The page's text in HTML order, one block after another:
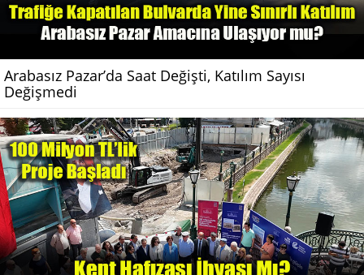
Arabasız Pazar’da Saat Değişti, Katılım Sayısı
Değişmedi